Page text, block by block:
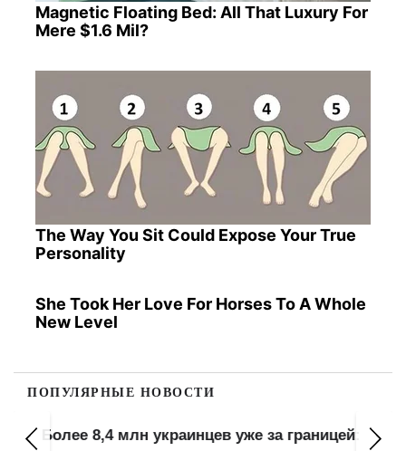
Magnetic Floating Bed: All That Luxury For
Mere $1.6 Mil?
The Way You Sit Could Expose Your True
Personality
She Took Her Love For Horses To A Whole
New Level
ПОПУЛЯРНЫЕ НОВОСТИ
Более 8,4 млн украинцев уже за границей: